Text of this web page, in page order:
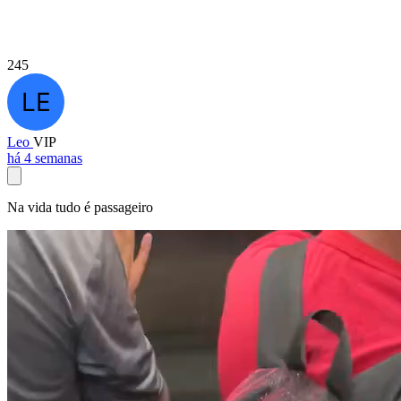
245
Leo VIP
há 4 semanas
Na vida tudo é passageiro